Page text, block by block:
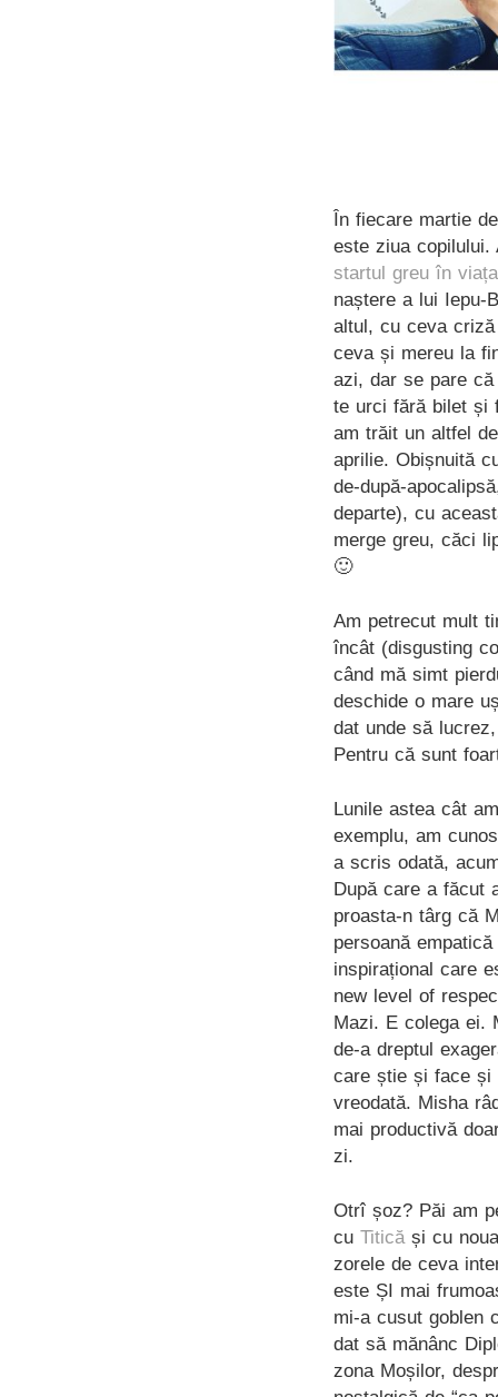
În fiecare martie
este ziua
startul greu în
naștere a lui Iepu-
altul, cu ceva
ceva și mereu la
azi, dar se pare
te urci fără bilet și
am trăit un altfel
aprilie. Obișnuită
de-după-
departe), cu
merge greu, căci
🙂
Am petrecut mult
încât (disgusting
când mă simt
deschide o mare
dat unde să
Pentru că sunt
Lunile astea cât
exemplu, am
a scris odată,
După care a făcut
proasta-n târg că
persoană
inspirațional care
new level of
Mazi. E colega ei.
de-a dreptul
care știe și face și
vreodată. Misha
mai productivă
zi.
Otrî șoz? Păi am
cu Titică și cu
zorele de ceva
este ȘI mai
mi-a cusut goblen
dat să mănânc
zona Moșilor,